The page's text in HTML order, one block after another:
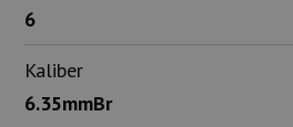
6
Kaliber
6.35mmBr